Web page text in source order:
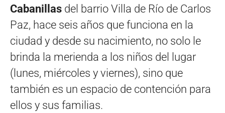
Cabanillas del barrio Villa de Río de Carlos
Paz, hace seis años que funciona en la
ciudad y desde su nacimiento, no solo le
brinda la merienda a los niños del lugar
(lunes, miércoles y viernes), sino que
también es un espacio de contención para
ellos y sus familias.